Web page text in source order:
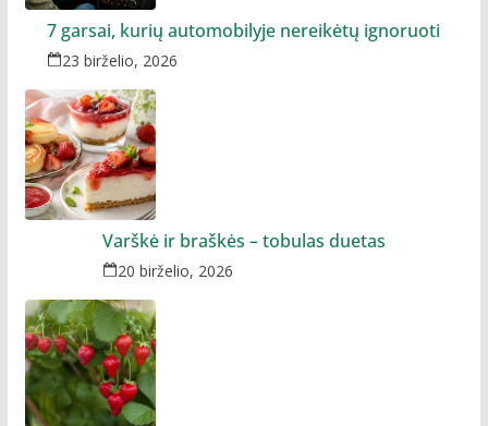
7 garsai, kurių automobilyje nereikėtų ignoruoti
23 birželio, 2026
Varškė ir braškės – tobulas duetas
20 birželio, 2026